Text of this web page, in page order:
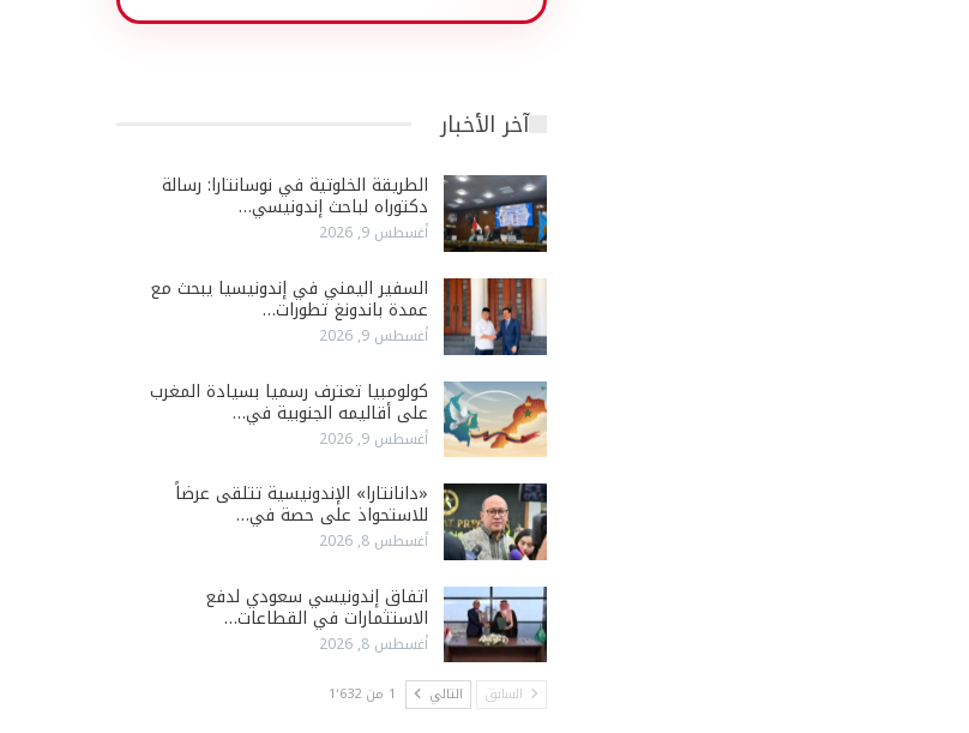
آخر الأخبار
الطريقة الخلوتية في نوسانتارا: رسالة
دكتوراه لباحث إندونيسي…
أغسطس 9, 2026
السفير اليمني في إندونيسيا يبحث مع
عمدة باندونغ تطورات…
أغسطس 9, 2026
كولومبيا تعترف رسميا بسيادة المغرب
على أقاليمه الجنوبية في…
أغسطس 9, 2026
«دانانتارا» الإندونيسية تتلقى عرضاً
للاستحواذ على حصة في…
أغسطس 8, 2026
اتفاق إندونيسي سعودي لدفع
الاستثمارات في القطاعات…
أغسطس 8, 2026
السابق التالي 1 من 1٬632